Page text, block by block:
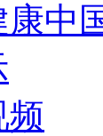
中
频